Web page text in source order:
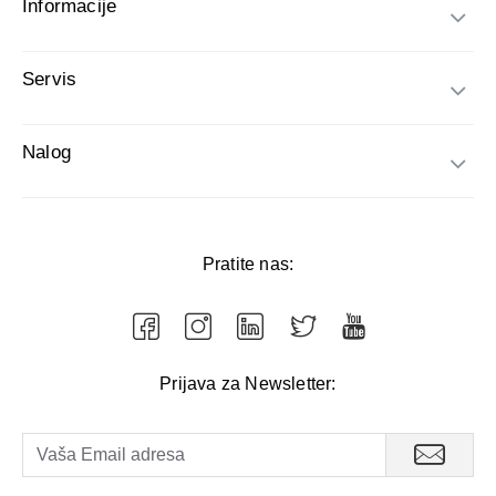
Informacije
Servis
Nalog
Pratite nas:
Prijava za Newsletter: